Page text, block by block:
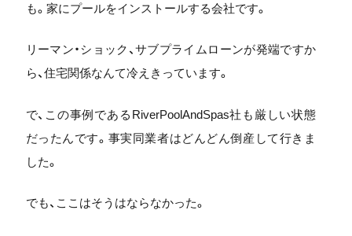
も。家にプールをインストールする会社です。
リーマン・ショック、サブプライムローンが発端ですか
ら、住宅関係なんて冷えきっています。
で、この事例であるRiverPoolAndSpas社も厳しい状態
だったんです。事実同業者はどんどん倒産して行きま
した。
でも、ここはそうはならなかった。